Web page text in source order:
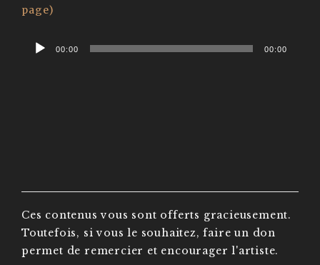
page)
Audio
00:00 00:00
Ces contenus vous sont offerts gracieusement.
Toutefois, si vous le souhaitez, faire un don
permet de remercier et encourager l'artiste.